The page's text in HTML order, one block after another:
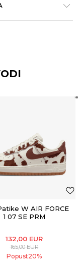
W AIR FORCE
1 07 SE PRM
132,00 EUR
165,00EUR
Popust20%